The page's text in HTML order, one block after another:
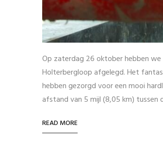
Op zaterdag 26 oktober hebben
Holterbergloop afgelegd. Het
hebben gezorgd voor een mooi
afstand van 5 mijl (8,05 km) tussen
READ MORE